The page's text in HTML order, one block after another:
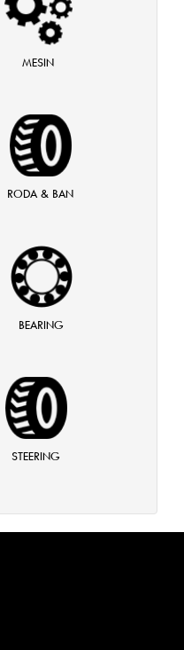
MESIN
RODA & BAN
BEARING
STEERING